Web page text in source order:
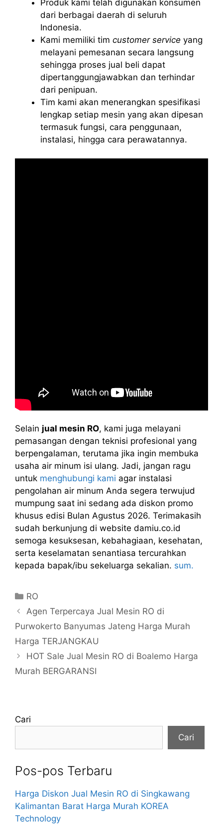
Produk kami telah digunakan konsumen
dari berbagai daerah di seluruh
Indonesia.
Kami memiliki tim customer service yang
melayani pemesanan secara langsung
sehingga proses jual beli dapat
dipertanggungjawabkan dan terhindar
dari penipuan.
Tim kami akan menerangkan spesifikasi
lengkap setiap mesin yang akan dipesan
termasuk fungsi, cara penggunaan,
instalasi, hingga cara perawatannya.
Selain jual mesin RO, kami juga melayani
pemasangan dengan teknisi profesional yang
berpengalaman, terutama jika ingin membuka
usaha air minum isi ulang. Jadi, jangan ragu
untuk menghubungi kami agar instalasi
pengolahan air minum Anda segera terwujud
mumpung saat ini sedang ada diskon promo
khusus edisi Bulan Agustus 2026. Terimakasih
sudah berkunjung di website damiu.co.id
semoga kesuksesan, kebahagiaan, kesehatan,
serta keselamatan senantiasa tercurahkan
kepada bapak/ibu sekeluarga sekalian. sum.
Kategori
RO
Agen Terpercaya Jual Mesin RO di
Purwokerto Banyumas Jateng Harga Murah
Harga TERJANGKAU
HOT Sale Jual Mesin RO di Boalemo Harga
Murah BERGARANSI
Cari
Cari
Pos-pos Terbaru
Harga Diskon Jual Mesin RO di Singkawang
Kalimantan Barat Harga Murah KOREA
Technology